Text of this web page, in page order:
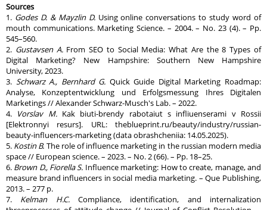
Sources
1. Godes D. & Mayzlin D.Using online conversations to study word of
mouth communications. Marketing Science. – 2004. – No. 23 (4). – Pp.
545–560.
2. Gustavsen A. From SEO to Social Media: What Are the 8 Types of
Digital Marketing? New Hampshire: Southern New Hampshire
University, 2023.
3. Schwarz A., Bernhard G. Quick Guide Digital Marketing Roadmap:
Analyse, Konzeptentwicklung und Erfolgsmessung Ihres Digitalen
Marketings // Alexander Schwarz-Musch's Lab. – 2022.
4. Vorslav M.Kak biuti-brendy rabotaiut s infliuenserami v Rossii
[Elektronnyi resurs]. URL: theblueprint.ru/beauty/industry/russian-
beauty-influencers-marketing (data obrashcheniia: 14.05.2025).
5. KostinВ. The role of influence marketing in the russian modern media
space // European science. – 2023. – No. 2 (66). – Pp. 18–25.
6. Brown D., Fiorella S. Influence marketing: How to create, manage, and
measure brand influencers in social media marketing. – Que Publishing,
2013. – 277 p.
7. Kelman H.C.Compliance, identification, and internalization